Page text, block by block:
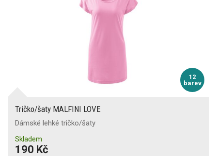
12
barev
Tričko/šaty MALFINI LOVE
Dámské lehké tričko/šaty
Skladem
190 Kč